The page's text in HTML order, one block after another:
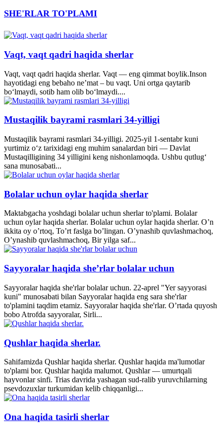
SHE'RLAR TO'PLAMI
Vaqt, vaqt qadri haqida sherlar
Vaqt, vaqt qadri haqida sherlar. Vaqt — eng qimmat boylik.Inson
hayotidagi eng bebaho ne’mat – bu vaqt. Uni ortga qaytarib
bo‘lmaydi, sotib ham olib bo‘lmaydi....
Mustaqilik bayrami rasmlari 34-yilligi
Mustaqilik bayrami rasmlari 34-yilligi. 2025-yil 1-sentabr kuni
yurtimiz o‘z tarixidagi eng muhim sanalardan biri — Davlat
Mustaqilligining 34 yilligini keng nishonlamoqda. Ushbu qutlug‘
sana munosabati...
Bolalar uchun oylar haqida sherlar
Maktabgacha yoshdagi bolalar uchun sherlar to'plami. Bolalar
uchun oylar haqida sherlar. Bolalar uchun oylar haqida sherlar. O’n
ikkita oy o’rtoq, To’rt faslga bo’lingan. O’ynashib quvlashmachoq,
O’ynashib quvlashmachoq, Bir yilga saf...
Sayyoralar haqida she’rlar bolalar uchun
Sayyoralar haqida she'rlar bolalar uchun. 22-aprel "Yer sayyorasi
kuni" munosabati bilan Sayyoralar haqida eng sara she'rlar
to'plamini taqdim etamiz. Sayyoralar haqida she'rlar. O’rtada quyosh
bobo Atrofda sayyoralar, Sirli...
Qushlar haqida sherlar.
Sahifamizda Qushlar haqida sherlar. Qushlar haqida ma'lumotlar
to'plami bor. Qushlar haqida malumot. Qushlar — umurtqali
hayvonlar sinfi. Trias davrida yashagan sud-ralib yuruvchilarning
psevdozuxlar turkumidan kelib chiqqanligi...
Ona haqida tasirli sherlar